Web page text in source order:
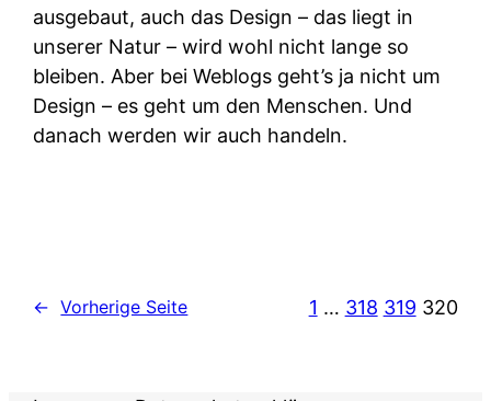
ausgebaut, auch das Design – das liegt in
unserer Natur – wird wohl nicht lange so
bleiben. Aber bei Weblogs geht’s ja nicht um
Design – es geht um den Menschen. Und
danach werden wir auch handeln.
← Vorherige Seite 1 … 318 319 320